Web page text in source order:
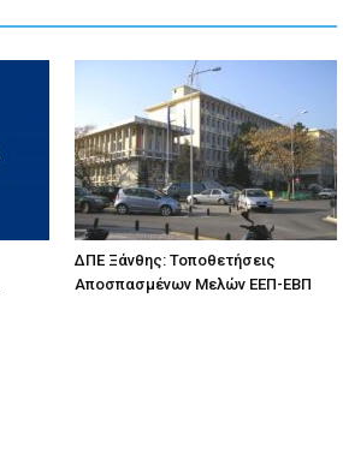
ΔΠΕ Ξάνθης: Τοποθετήσεις
Αποσπασμένων Μελών ΕΕΠ-ΕΒΠ